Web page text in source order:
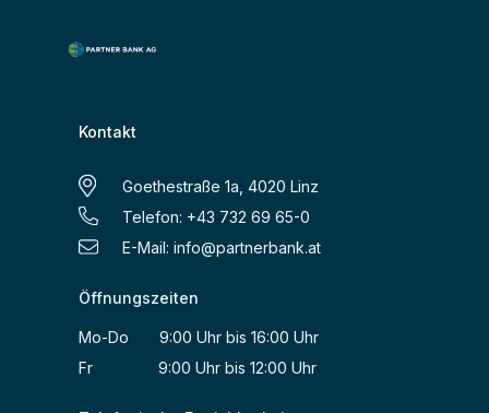
Kontakt
Goethestraße 1a, 4020 Linz
Telefon: +43 732 69 65-0
E-Mail: info@partnerbank.at
Öffnungszeiten
Mo-Do 9:00 Uhr bis 16:00 Uhr
Fr 9:00 Uhr bis 12:00 Uhr